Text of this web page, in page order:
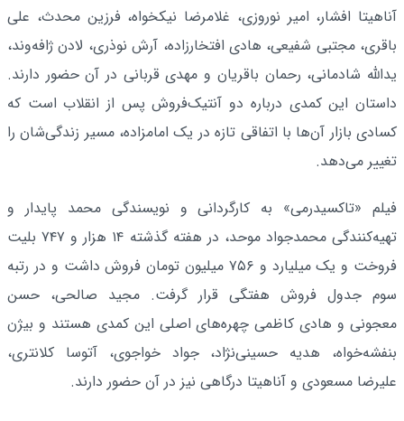
آناهیتا افشار، امیر نوروزی، غلامرضا نیکخواه، فرزین محدث، علی
باقری، مجتبی شفیعی، هادی افتخارزاده، آرش نوذری، لادن ژافه‌وند،
یدالله شادمانی، رحمان باقریان و مهدی قربانی در آن حضور دارند.
داستان این کمدی درباره دو آنتیک‌فروش پس از انقلاب است که
کسادی بازار آن‌ها با اتفاقی تازه در یک امامزاده، مسیر زندگی‌شان را
تغییر می‌دهد.
فیلم «تاکسیدرمی» به کارگردانی و نویسندگی محمد پایدار و
تهیه‌کنندگی محمدجواد موحد، در هفته گذشته ۱۴ هزار و ۷۴۷ بلیت
فروخت و یک میلیارد و ۷۵۶ میلیون تومان فروش داشت و در رتبه
سوم جدول فروش هفتگی قرار گرفت. مجید صالحی، حسن
معجونی و هادی کاظمی چهره‌های اصلی این کمدی هستند و بیژن
بنفشه‌خواه، هدیه حسینی‌نژاد، جواد خواجوی، آتوسا کلانتری،
علیرضا مسعودی و آناهیتا درگاهی نیز در آن حضور دارند.